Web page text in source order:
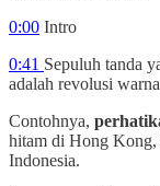
0:00 Intro
0:41 Sepuluh tanda
adalah revolusi
Contohnya,
hitam di Hong Kong,
Indonesia.